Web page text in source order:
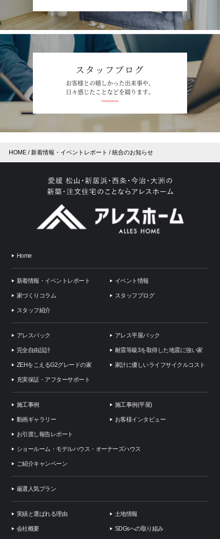
HOME 新着情報・イベントレポート 統合のお知らせ
スタッフブログ
お客様との嬉しかった出来事や、
日々感じたことなどを綴ります。
Home
新着情報・イベントレポート イベント情報
家づくりコラム スタッフブログ
スタッフ紹介
アレスパック アレス平屋パック
完全自由設計 耐震等級3を取得した地震に強い家
ZEHをこえるG2グレードの家 家計に優しいライフサイクルコスト
充実保証・アフターサポート
施工事例 施工事例(平屋)
動画ギャラリー お客様インタビュー
お引渡し報告レポート
ショールーム・モデルハウス・オーナーズハウス
ご紹介キャンペーン
厳選人気プラン
実績と選ばれる理由 土地情報
会社概要 SDGsへの取り組み